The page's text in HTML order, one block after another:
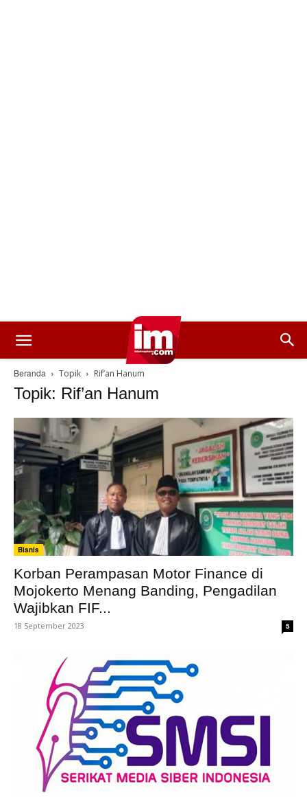
Beranda Topik Rif’an Hanum
Topik: Rif’an Hanum
Bisnis
Korban Perampasan Motor Finance di
Mojokerto Menang Banding, Pengadilan
Wajibkan FIF...
18 September 2023 5